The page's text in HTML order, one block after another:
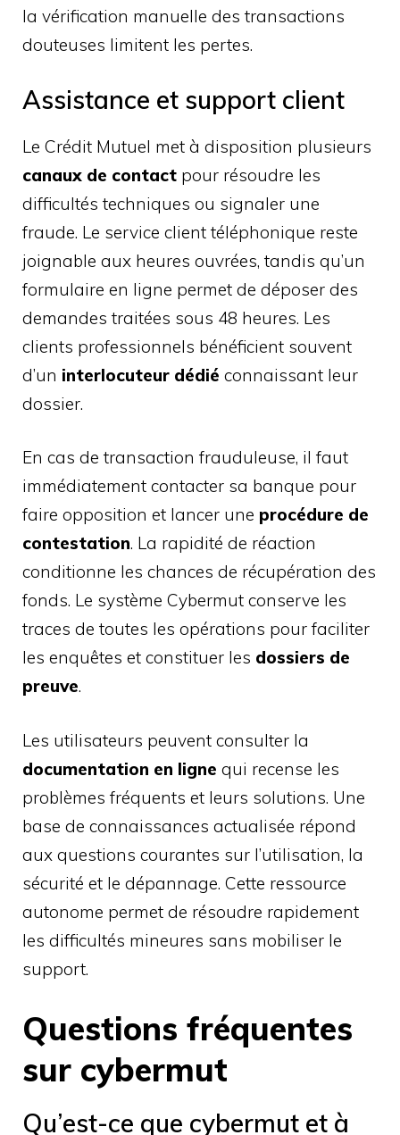
la vérification manuelle des transactions
douteuses limitent les pertes.
Assistance et support client
Le Crédit Mutuel met à disposition plusieurs
canaux de contact pour résoudre les
difficultés techniques ou signaler une
fraude. Le service client téléphonique reste
joignable aux heures ouvrées, tandis qu’un
formulaire en ligne permet de déposer des
demandes traitées sous 48 heures. Les
clients professionnels bénéficient souvent
d’un interlocuteur dédié connaissant leur
dossier.
En cas de transaction frauduleuse, il faut
immédiatement contacter sa banque pour
faire opposition et lancer une procédure de
contestation. La rapidité de réaction
conditionne les chances de récupération des
fonds. Le système Cybermut conserve les
traces de toutes les opérations pour faciliter
les enquêtes et constituer les dossiers de
preuve.
Les utilisateurs peuvent consulter la
documentation en ligne qui recense les
problèmes fréquents et leurs solutions. Une
base de connaissances actualisée répond
aux questions courantes sur l’utilisation, la
sécurité et le dépannage. Cette ressource
autonome permet de résoudre rapidement
les difficultés mineures sans mobiliser le
support.
Questions fréquentes
sur cybermut
Qu’est-ce que cybermut et à